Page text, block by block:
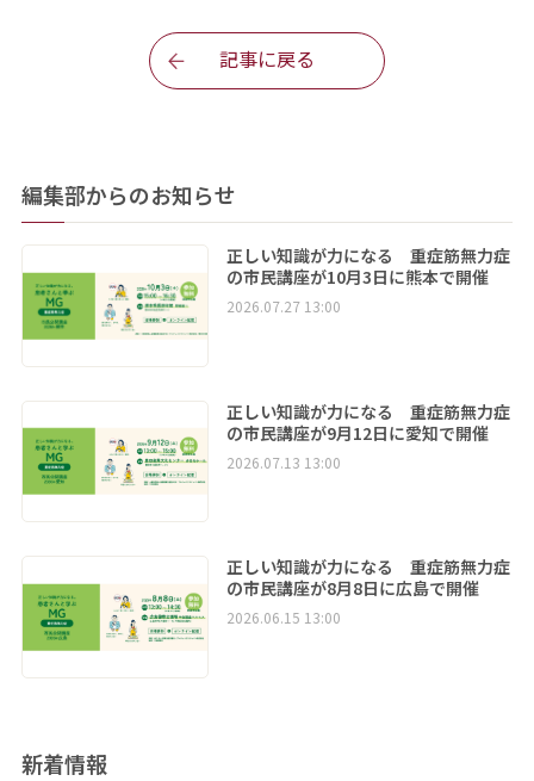
記事に戻る
編集部からのお知らせ
正しい知識が力になる 重症筋無力症
の市民講座が10月3日に熊本で開催
2026.07.27 13:00
正しい知識が力になる 重症筋無力症
の市民講座が9月12日に愛知で開催
2026.07.13 13:00
正しい知識が力になる 重症筋無力症
の市民講座が8月8日に広島で開催
2026.06.15 13:00
新着情報